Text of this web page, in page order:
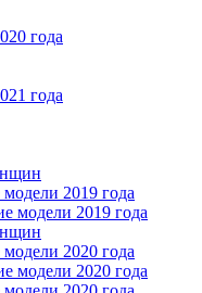
года
года
2019 года
модели 2019 года
2020 года
модели 2020 года